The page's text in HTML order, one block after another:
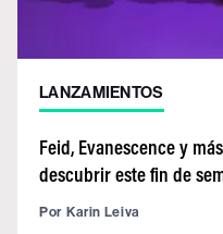
LANZAMIENTOS
Feid, Evanescence y
descubrir este fin de
Por Karin Leiva